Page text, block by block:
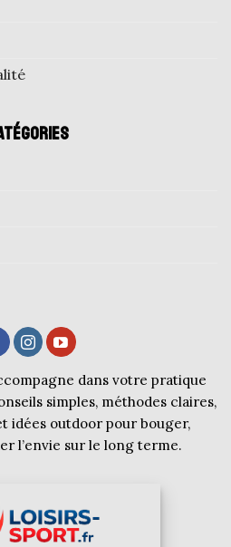
dans votre pratique
simples, méthodes claires,
idées outdoor pour bouger,
l’envie sur le long terme.